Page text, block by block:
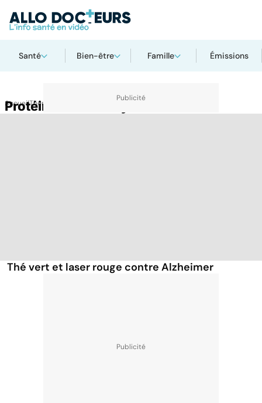
Santé Bien-être Famille Émissions
AccueilThématiques
Protéines bêta-amyloïdes
Thé vert et laser rouge contre Alzheimer